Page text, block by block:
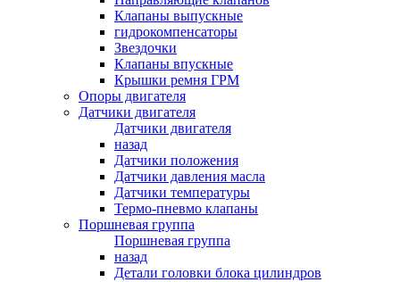
Клапаны выпускные
гидрокомпенсаторы
Звездочки
Клапаны впускные
Крышки ремня ГРМ
Опоры двигателя
Датчики двигателя
Датчики двигателя
назад
Датчики положения
Датчики давления масла
Датчики температуры
Термо-пневмо клапаны
Поршневая группа
Поршневая группа
назад
Детали головки блока цилиндров